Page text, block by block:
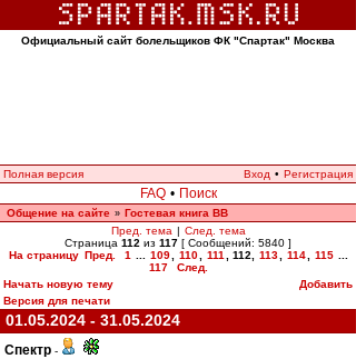
Официальный сайт болельщиков ФК "Спартак" Москва
Полная версия Вход • Регистрация
FAQ • Поиск
Общение на сайте » Гостевая книга ВВ
Пред. тема | След. тема
Страница 112 из 117 [ Сообщений: 5840 ]
На страницу Пред. 1 109 110 111 112 113 114 115
117
След.
Начать новую тему
Добавить
Версия для печати
01.05.2024 - 31.05.2024
Спектр -